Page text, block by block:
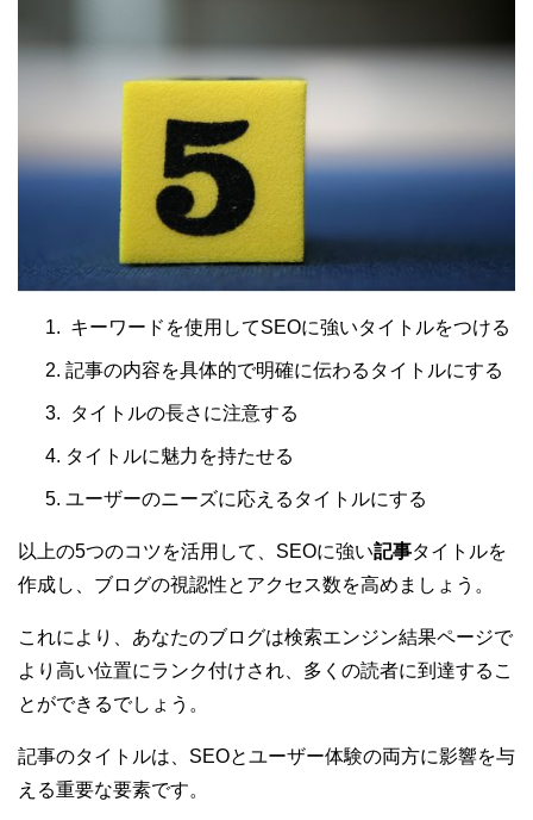
キーワードを使用してSEOに強いタイトルをつける
記事の内容を具体的で明確に伝わるタイトルにする
タイトルの長さに注意する
タイトルに魅力を持たせる
ユーザーのニーズに応えるタイトルにする
以上の5つのコツを活用して、SEOに強い記事タイトルを
作成し、ブログの視認性とアクセス数を高めましょう。
これにより、あなたのブログは検索エンジン結果ページで
より高い位置にランク付けされ、多くの読者に到達するこ
とができるでしょう。
記事のタイトルは、SEOとユーザー体験の両方に影響を与
える重要な要素です。